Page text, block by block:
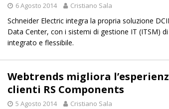
6 Agosto 2014 Cristiano Sala
Schneider Electric integra la propria soluzione
Data Center, con i sistemi di gestione IT (ITSM)
integrato e flessibile.
Webtrends migliora
clienti RS Components
5 Agosto 2014 Cristiano Sala